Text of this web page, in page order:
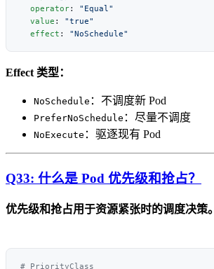
  operator
:
  value
:
  effect
:
Effect 类型：
NoSchedule ：不调度新 Pod
PreferNoSchedule ：尽量不调度
NoExecute ：驱逐现有 Pod
Q33: 什么是 Pod 优先级和抢占？
优先级和抢占用于资源紧张时的调度决策。